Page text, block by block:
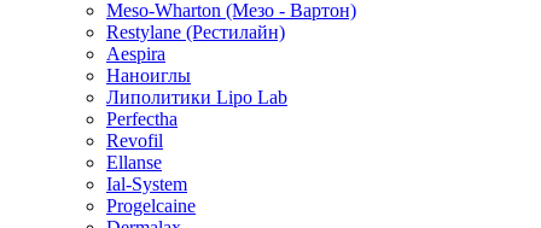
Meso-Wharton (Мезо - Вартон)
Restylane (Рестилайн)
Aespira
Наноиглы
Липолитики Lipo Lab
Perfectha
Revofil
Ellanse
Ial-System
Progelcaine